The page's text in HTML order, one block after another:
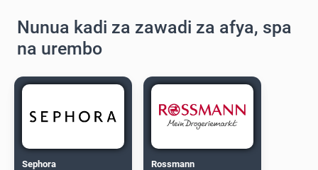
Nunua kadi za zawadi za afya, spa
na urembo
Sephora Rossmann